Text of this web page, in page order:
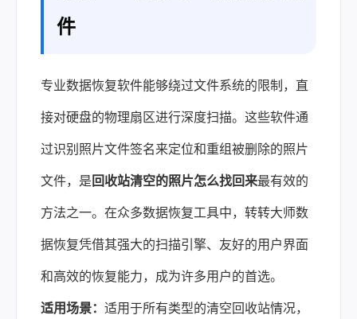
件
专业数据恢复软件能够绕过文件系统的限制，直
接对硬盘的物理扇区进行深度扫描。这些软件通
过识别照片文件签名来定位和重组被删除的照片
文件，是 回收站清空的照片怎么找回来最有效的
方法之一。在众多数据恢复工具中，转转大师数
据恢复凭借其强大的扫描引擎、友好的用户界面
和高效的恢复能力，成为许多用户的首选。
适用场景： 适用于所有类型的清空回收站情况，